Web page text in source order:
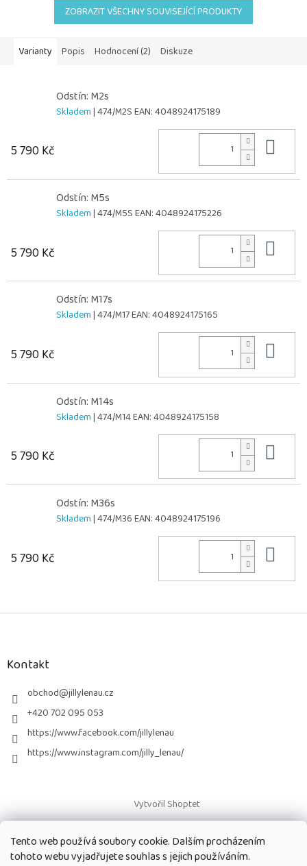
Tento web používá soubory cookie. Dalším procházením
tohoto webu vyjadřujete souhlas s jejich používáním.
ZOBRAZIT VŠECHNY SOUVISEJÍCÍ PRODUKTY
Varianty Popis Hodnocení (2) Diskuze
Odstín: M2s
Skladem| 474/M2SEAN:4048924175189
5 790 Kč
Odstín: M5s
Skladem| 474/M5SEAN:4048924175226
5 790 Kč
Odstín: M17s
Skladem| 474/M17EAN:4048924175165
5 790 Kč
Odstín: M14s
Skladem| 474/M14EAN:4048924175158
5 790 Kč
Odstín: M36s
Skladem| 474/M36EAN:4048924175196
5 790 Kč
Z
Kontakt
obchod@jillylenau.cz
+420 702 095 053
https://www.facebook.com/jillylenau
https://www.instagram.com/jilly_lenau/
Vytvořil Shoptet
Copyright 2026Paruky Jilly Lenau s.r.o.. Všechna práva vyhrazena.